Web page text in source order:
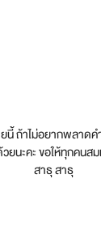
ยนี้ ถ้าไม่อยากพลา
วยนะคะ ขอให้ทุกคนส
สาธุ สาธุ